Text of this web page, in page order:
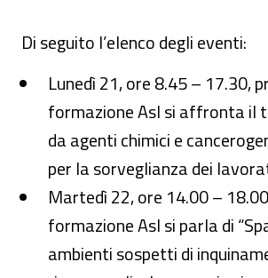
Di seguito l’elenco degli eventi:
Lunedì 21, ore 8.45 – 17.30,
formazione Asl si affronta il
da agenti chimici e
per la sorveglianza dei
Martedì 22, ore 14.00 –
formazione Asl si parla di
ambienti sospetti di